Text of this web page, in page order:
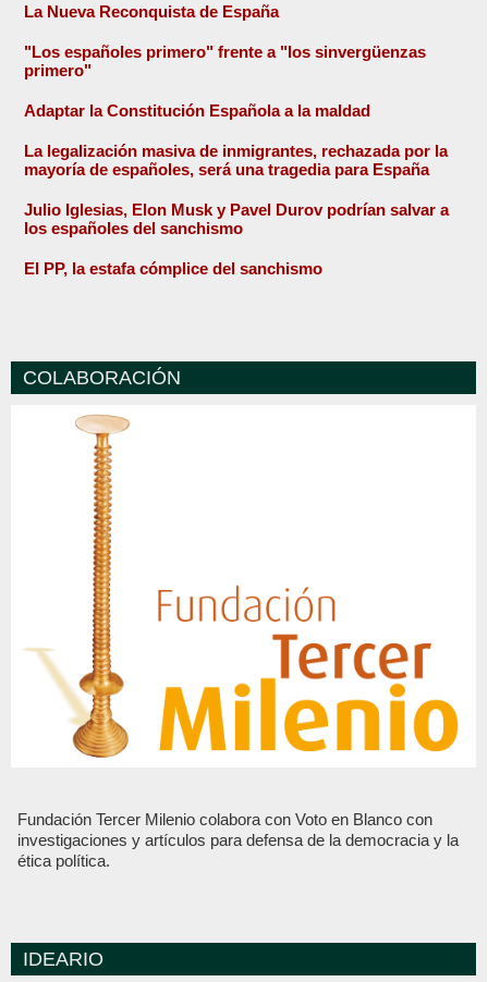
La Nueva Reconquista de España
"Los españoles primero" frente a "los sinvergüenzas
primero"
Adaptar la Constitución Española a la maldad
La legalización masiva de inmigrantes, rechazada por la
mayoría de españoles, será una tragedia para España
Julio Iglesias, Elon Musk y Pavel Durov podrían salvar a
los españoles del sanchismo
El PP, la estafa cómplice del sanchismo
COLABORACIÓN
Fundación Tercer Milenio colabora con Voto en Blanco con
investigaciones y artículos para defensa de la democracia y la
ética política.
IDEARIO